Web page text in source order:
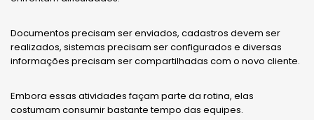
Documentos precisam ser enviados, cadastros devem ser
realizados, sistemas precisam ser configurados e diversas
informações precisam ser compartilhadas com o novo cliente.
Embora essas atividades façam parte da rotina, elas
costumam consumir bastante tempo das equipes.